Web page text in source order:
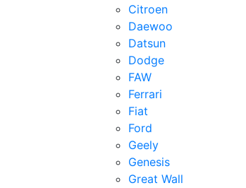
Citroen
Daewoo
Datsun
Dodge
FAW
Ferrari
Fiat
Ford
Geely
Genesis
Great Wall